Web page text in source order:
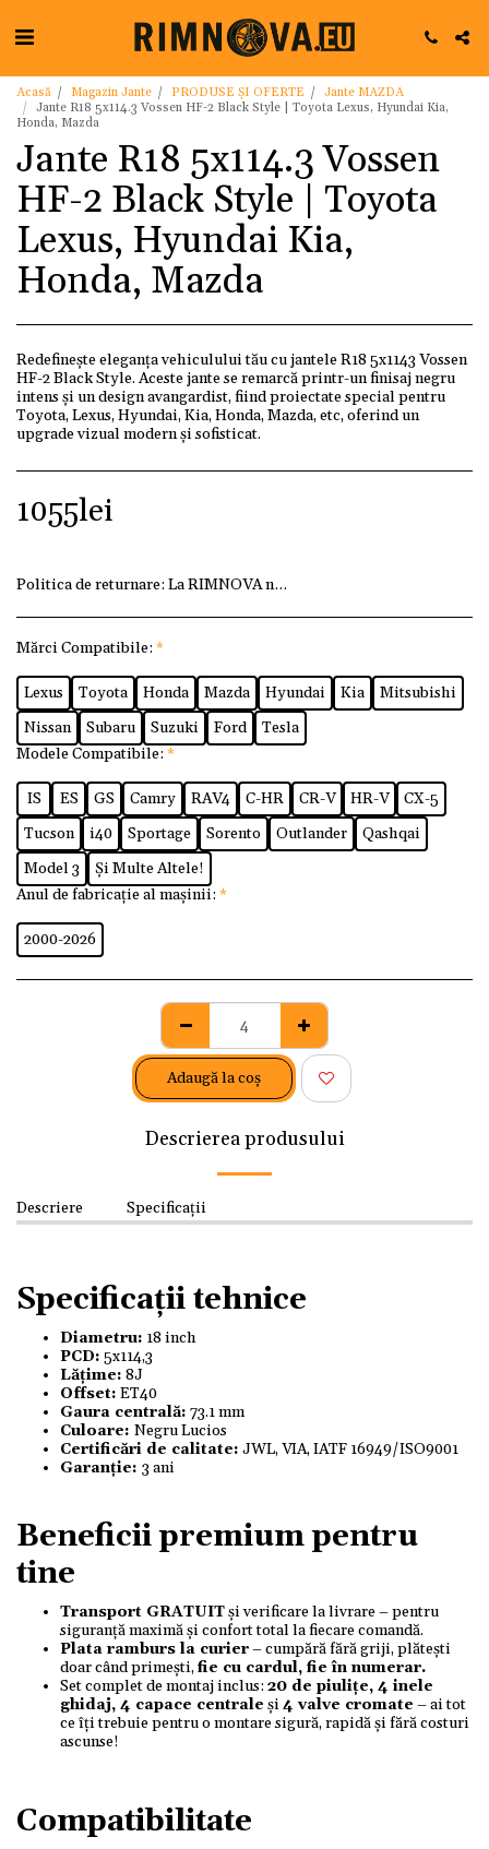
Acasă Magazin Jante PRODUSE ȘI OFERTE
Jante MAZDA
Jante R18 5x114.3 Vossen HF-2 Black Style | Toyota Lexus, Hyundai Kia,
Honda, Mazda
Jante R18 5x114.3 Vossen
HF-2 Black Style | Toyota
Lexus, Hyundai Kia,
Honda, Mazda
Redefinește eleganța vehiculului tău cu jantele R18 5x1143 Vossen
HF-2 Black Style. Aceste jante se remarcă printr-un finisaj negru
intens și un design avangardist, fiind proiectate special pentru
Toyota, Lexus, Hyundai, Kia, Honda, Mazda, etc, oferind un
upgrade vizual modern și sofisticat.
1055lei
Politica de returnare: La RIMNOVA ne dorim ca fiecare
Mărci Compatibile: *
Lexus Toyota Honda Mazda Hyundai Kia
Mitsubishi
Nissan
Subaru Suzuki Ford
Tesla
Modele Compatibile: *
IS ES GS Camry RAV4 C-HR CR-V HR-V
CX-5
Tucson
i40 Sportage Sorento Outlander
Qashqai
Model 3
Și Multe Altele!
Anul de fabricație al mașinii: *
2000-2026
Adaugă la coş
Descrierea produsului
Descriere Specificații
Specificații tehnice
Diametru: 18 inch
PCD: 5x114,3
Lățime: 8J
Offset: ET40
Gaura centrală: 73.1 mm
Culoare: Negru Lucios
Certificări de calitate: JWL, VIA, IATF 16949/ISO9001
Garanție: 3 ani
Beneficii premium pentru
tine
Transport GRATUITși verificare la livrare – pentru
siguranță maximă și confort total la fiecare comandă.
Plata ramburs la curier– cumpără fără griji, plătești
doar când primești,fie cu cardul, fie în numerar.
Set complet de montaj inclus: 20 de piulițe, 4 inele
ghidaj, 4 capace centrale și4 valve cromate – ai tot
ce îți trebuie pentru o montare sigură, rapidă și fără costuri
ascunse!
Compatibilitate